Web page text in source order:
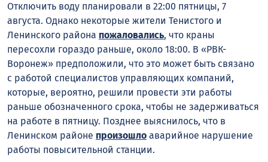
Отключить воду планировали в 22:00 пятницы, 7
августа. Однако некоторые жители Тенистого и
Ленинского района пожаловались, что краны
пересохли гораздо раньше, около 18:00. В «РВК-
Воронеж» предположили, что это может быть связано
с работой специалистов управляющих компаний,
которые, вероятно, решили провести эти работы
раньше обозначенного срока, чтобы не задерживаться
на работе в пятницу. Позднее выяснилось, что в
Ленинском районе произошло аварийное нарушение
работы повысительной станции.